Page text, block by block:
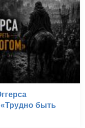
быть